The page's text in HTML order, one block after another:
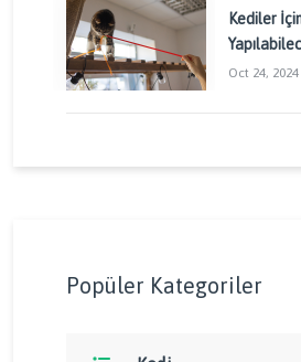
Kediler
Aktiviteler:
Oct 24, 2024
Popüler Kategoriler